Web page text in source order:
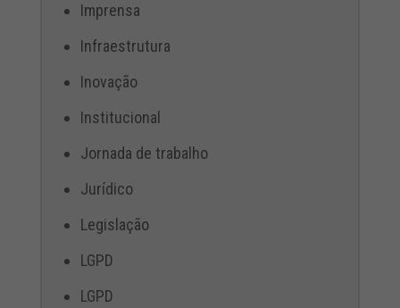
Imprensa
Infraestrutura
Inovação
Institucional
Jornada de trabalho
Jurídico
Legislação
LGPD
LGPD